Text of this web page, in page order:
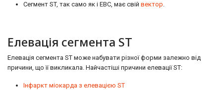
Сегмент ST, так само як і ЕВС, має свій вектор.
Елевація сегмента ST
Елевація сегмента ST може набувати різної форми залежно від
причини, що її викликала. Найчастіші причини елевації ST:
Інфаркт міокарда з елевацією ST